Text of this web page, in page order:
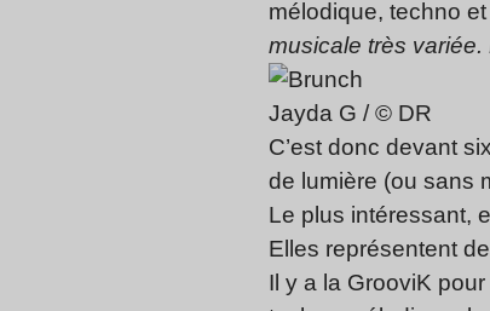
mélodique, techno
musicale très variée.
Jayda G / © DR
C’est donc devant
de lumière (ou sans
Le plus intéressant,
Elles représentent
Il y a la GrooviK